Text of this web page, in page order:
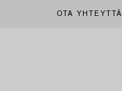
OTA YHTEYTTÄ